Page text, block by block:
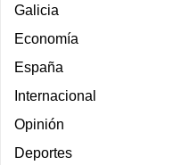
Galicia
Economía
España
Internacional
Opinión
Deportes